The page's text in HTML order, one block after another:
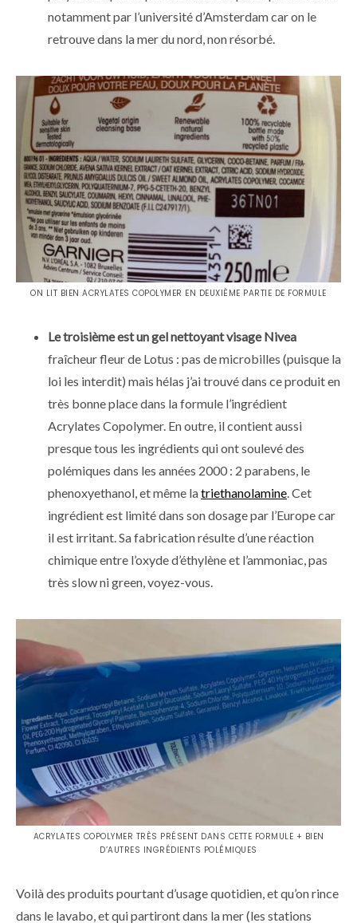
notamment par l’université d’Amsterdam car on le
retrouve dans la mer du nord, non résorbé.
ON LIT BIEN ACRYLATES COPOLYMER EN DEUXIÈME PARTIE DE FORMULE
Le troisième est un gel nettoyant visage Nivea
fraîcheur fleur de Lotus : pas de microbilles (puisque la
loi les interdit) mais hélas j’ai trouvé dans ce produit en
très bonne place dans la formule l’ingrédient
Acrylates Copolymer. En outre, il contient aussi
presque tous les ingrédients qui ont soulevé des
polémiques dans les années 2000 : 2 parabens, le
phenoxyethanol, et même latriethanolamine. Cet
ingrédient est limité dans son dosage par l’Europe car
il est irritant. Sa fabrication résulte d’une réaction
chimique entre l’oxyde d’éthylène et l’ammoniac, pas
très slow ni green, voyez-vous.
ACRYLATES COPOLYMER TRÈS PRÉSENT DANS CETTE FORMULE + BIEN
D’AUTRES INGRÉDIENTS POLÉMIQUES
Voilà des produits pourtant d’usage quotidien, et qu’on rince
dans le lavabo, et qui partiront dans la mer (les stations